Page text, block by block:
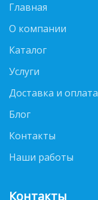
Главная
О компании
Каталог
Услуги
Доставка и оплата
Блог
Контакты
Наши работы
Контакты